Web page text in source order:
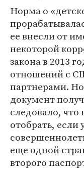
Норма о
ее внесли от
некоторой
закона в 2013
отношений с
партнерами.
документ
следовало, что
отобрать, если
еще одной
второго